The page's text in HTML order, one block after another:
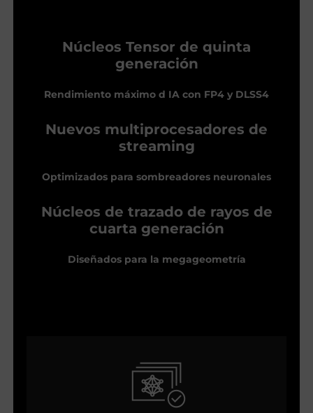
Núcleos Tensor de quinta
generación
Rendimiento máximo d IA con FP4 y DLSS4
Nuevos multiprocesadores de
streaming
Optimizados para sombreadores neuronales
Núcleos de trazado de rayos de
cuarta generación
Diseñados para la megageometría